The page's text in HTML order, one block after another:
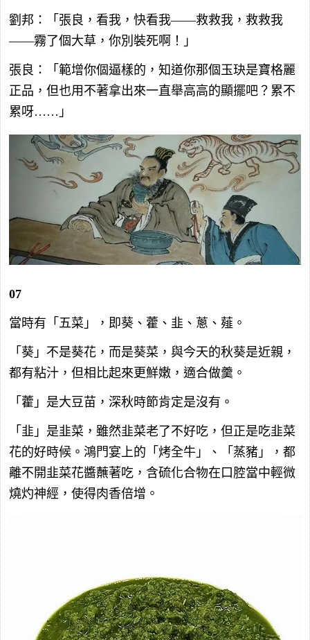
劉邦：「張良，看我，快看我——救救我，救救我
——霧了個大草，你別裝死啊！」
張良：「範增你個逼樣的，知道你那個玉玦是寶格麗
正品，但也用不著拿出來一直舉高高的顯擺吧？累不
累呀……」
07
當時有「五菜」，即葵、藿、韭、蔥、薤。
「葵」不是葵花，而是葵菜，與今天的秋葵是近親，
都有粘汁，但相比起來更鮮嫩，適合做羹。
「藿」是大豆苗，深秋時節肯定是沒有。
「韭」是韭菜，雖然韭菜老了不好吃，但正是吃韭菜
花的好時候。鴻門宴上的「烤全牛」、「蒸豬」，都
離不開韭菜花醬蘸著吃，含硫化合物在口腔當中輕微
燒灼神經，使得肉香倍增。